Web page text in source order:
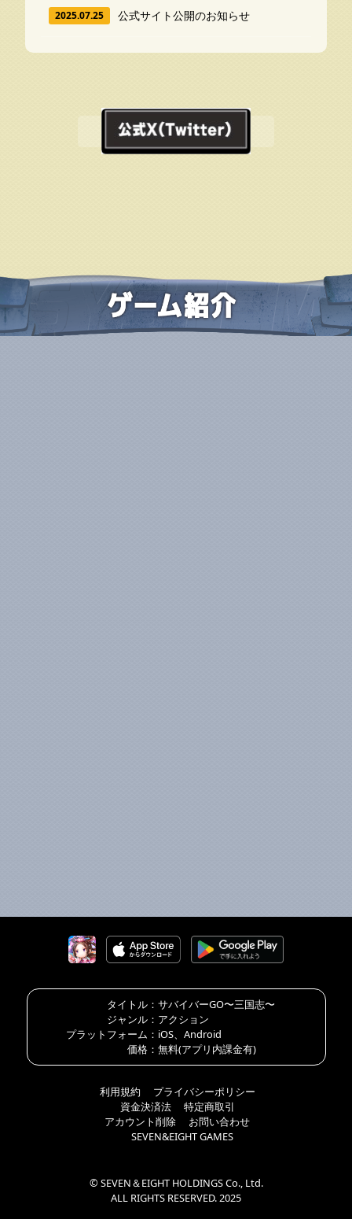
2025.07.25 公式サイト公開のお知らせ
タイトル： サバイバーGO〜三国志〜
ジャンル： アクション
プラットフォーム： iOS、Android
価格： 無料(アプリ内課金有)
利用規約
プライバシーポリシー
資金決済法
特定商取引
アカウント削除
お問い合わせ
SEVEN&EIGHT GAMES
© SEVEN＆EIGHT HOLDINGS Co., Ltd.
ALL RIGHTS RESERVED. 2025